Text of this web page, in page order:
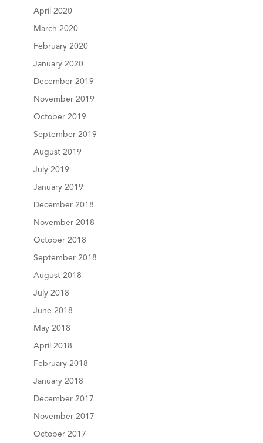
April 2020
March 2020
February 2020
January 2020
December 2019
November 2019
October 2019
September 2019
August 2019
July 2019
January 2019
December 2018
November 2018
October 2018
September 2018
August 2018
July 2018
June 2018
May 2018
April 2018
February 2018
January 2018
December 2017
November 2017
October 2017